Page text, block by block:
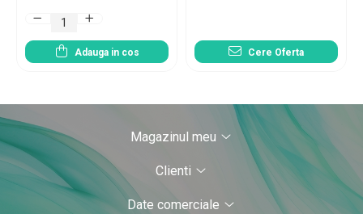
Adauga in cos Cere Oferta
Magazinul meu
Clienti
Date comerciale